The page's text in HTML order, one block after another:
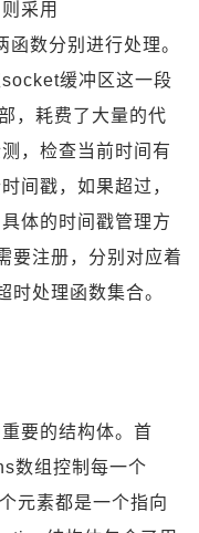
采用
数分别进行处理。
缓冲区这一段
，耗费了大量的代
，检查当前时间有
间戳，如果超过，
体的时间戳管理方
要注册，分别对应着
时处理函数集合。
要的结构体。首
数组控制每一个
元素都是一个指向